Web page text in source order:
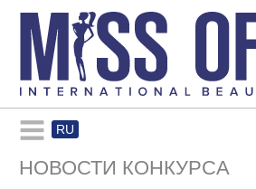
RU
Rules and regulations
НОВОСТИ КОНКУРСА